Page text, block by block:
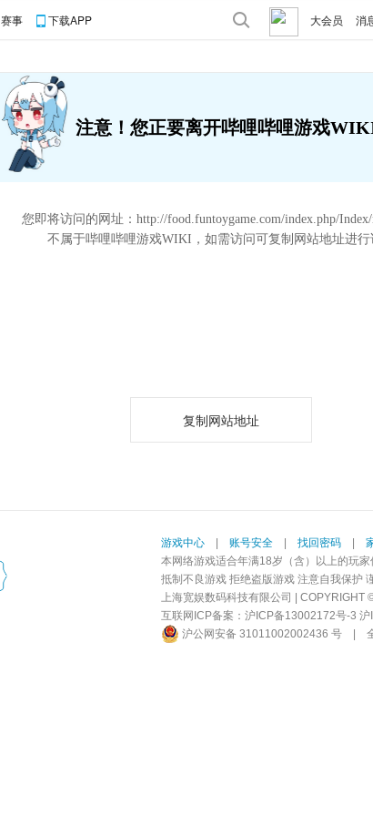
赛事 下载APP 大会员 消
注意！您正要离开哔哩哔哩游戏
您即将访问的网址： http://food.funtoygame.com/index.php/Index/
不属于哔哩哔哩游戏WIKI，如需访问可复制网站地址进行
复制网站地址
游戏中心 账号安全 找回密码
本网络游戏适合年满18岁（含）以上的玩家
抵制不良游戏 拒绝盗版游戏 注意自我保护
上海宽娱数码科技有限公司 |
互联网ICP备案： 沪ICP备13002172号-3 沪
沪公网安备 31011002002436 号